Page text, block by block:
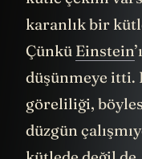
kütle çekim
karanlık bir
Çünkü Einstein
düşünmeye itti.
göreliliği,
düzgün